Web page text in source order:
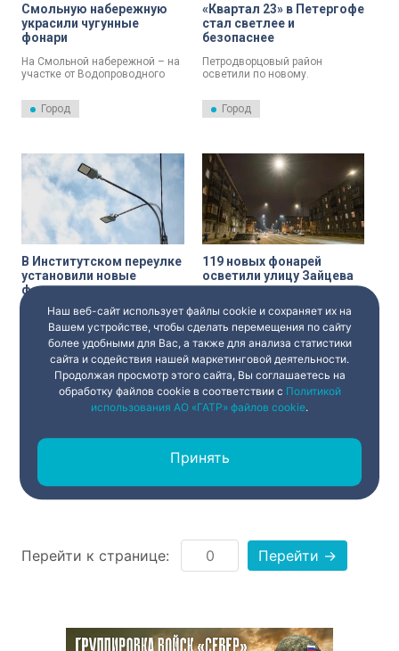
Смольную набережную
украсили чугунные
фонари
На Смольной набережной – на
участке от Водопроводного
– заменили фонари.
Город
«Квартал 23» в Петергофе
стал светлее и
безопаснее
Петродворцовый район
осветили по новому.
фонари получил так
называемый «23-й квартал» в
Город
В Институтском переулке
установили новые
фонари
В Институтском переулке
установили 39 новых фонарей
на 33-х опорах.
Город
119 новых фонарей
осветили улицу Зайцева
«Ленсвета» модернизировали
освещение на улице Зайцева
в Кировском районе
Петербурга.
Город
2
Перейти к странице: Перейти →
Наш веб-сайт использует файлы cookie и сохраняет их на
Вашем устройстве, чтобы сделать перемещения по сайту
более удобными для Вас, а также для анализа статистики
сайта и содействия нашей маркетинговой деятельности.
Продолжая просмотр этого сайта, Вы соглашаетесь на
обработку файлов cookie в соответствии с Политикой
использования АО «ГАТР» файлов cookie.
Принять